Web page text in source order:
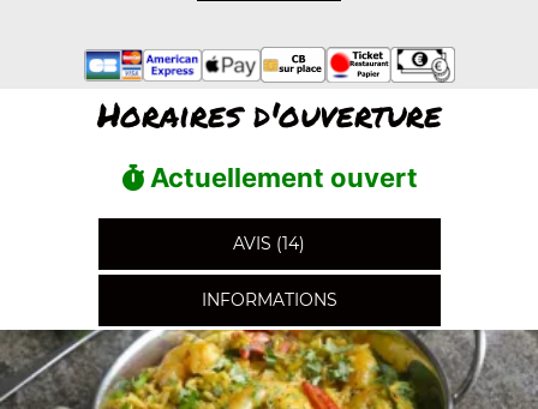
Horaires d'ouverture
Actuellement ouvert
AVIS (14)
INFORMATIONS